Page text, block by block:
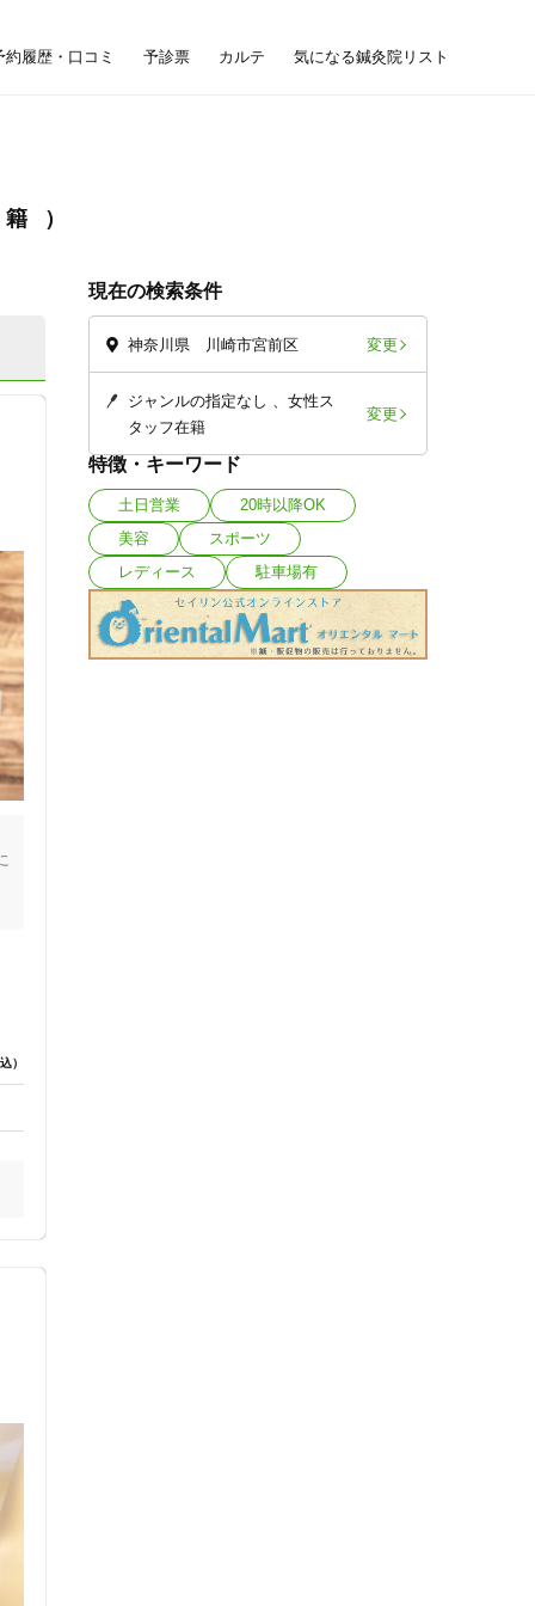
約履歴・口コミ 予診票 カルテ 気になる鍼灸院リスト
現在の検索条件
神奈川県 川崎市宮前区 変更
ジャンルの指定なし
女性ス
タッフ在籍
変更
特徴・キーワード
土日営業
20時以降OK
美容
スポーツ
レディース
駐車場有
）